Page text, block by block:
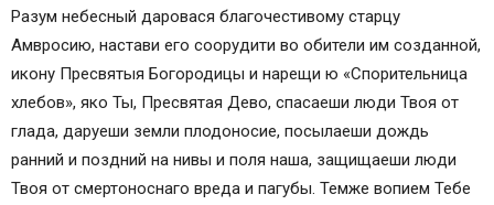
Разум небесный даровася благочестивому старцу
Амвросию, настави его соорудити во обители им созданной,
икону Пресвятыя Богородицы и нарещи ю «Спорительница
хлебов», яко Ты, Пресвятая Дево, спасаеши люди Твоя от
глада, даруеши земли плодоносие, посылаеши дождь
ранний и поздний на нивы и поля наша, защищаеши люди
Твоя от смертоноснаго вреда и пагубы. Темже вопием Тебе